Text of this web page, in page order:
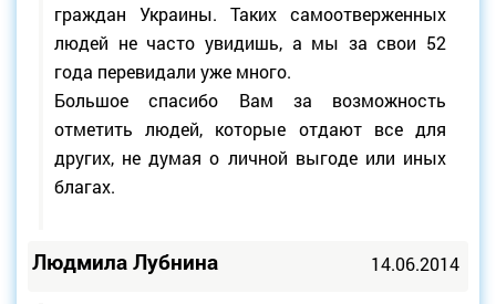
граждан Украины. Таких самоотверженных
людей не часто увидишь, а мы за свои 52
года перевидали уже много.
Большое спасибо Вам за возможность
отметить людей, которые отдают все для
других, не думая о личной выгоде или иных
благах.
Людмила Лубнина 14.06.2014